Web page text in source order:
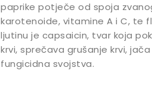
paprike potječe od spoja
karotenoide, vitamine A i C, te
ljutinu je capsaicin, tvar koja
krvi, sprečava grušanje krvi,
fungicidna svojstva.